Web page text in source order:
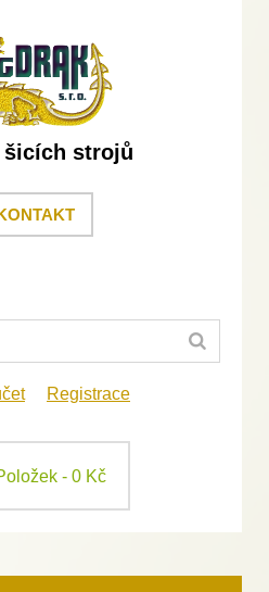
šicích strojů
Registrace
- 0 Kč